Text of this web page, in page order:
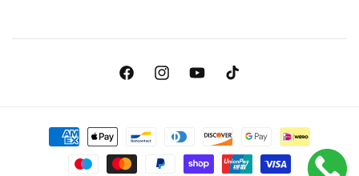
FacebookInstagramas
„YouTube“TikTok
Mokėjimo
būdai